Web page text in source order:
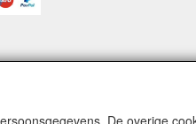
De overige